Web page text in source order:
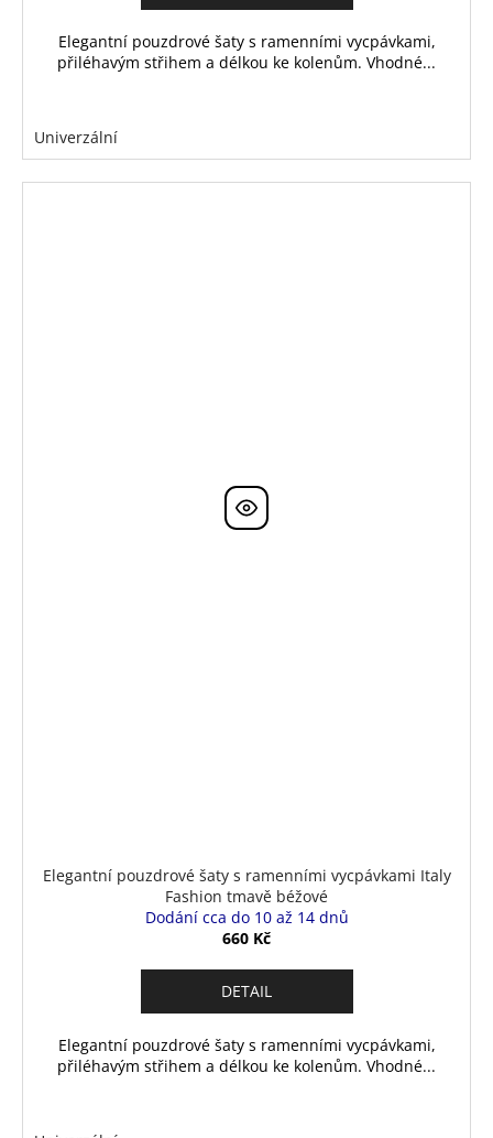
Elegantní pouzdrové šaty s ramenními vycpávkami,
přiléhavým střihem a délkou ke kolenům. Vhodné...
Univerzální
Elegantní pouzdrové šaty s ramenními vycpávkami Italy
Fashion tmavě béžové
Dodání cca do 10 až 14 dnů
660 Kč
DETAIL
Elegantní pouzdrové šaty s ramenními vycpávkami,
přiléhavým střihem a délkou ke kolenům. Vhodné...